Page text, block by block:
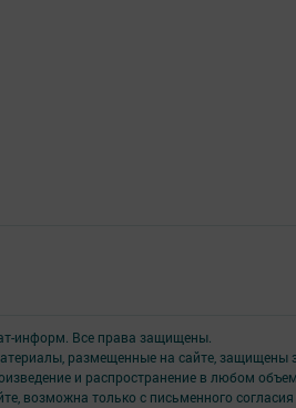
⁠информ. Все права защищены.
размещенные на сайте, защищены
и распространение в любом
возможна только с письменного